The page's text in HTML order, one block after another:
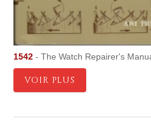
1542 - The Watch Repairer's
VOIR PLUS